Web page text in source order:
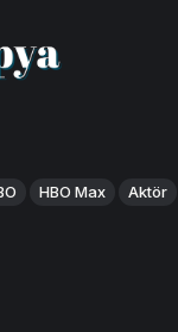
HBO Max Aktör